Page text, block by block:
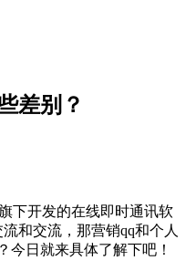
差别？
下开发的在线即时通讯软
和交流，那营销qq和个人
今日就来具体了解下吧！